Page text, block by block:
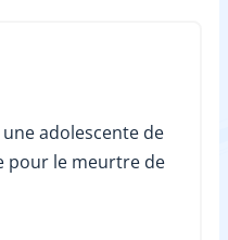
une adolescente de
pour le meurtre de